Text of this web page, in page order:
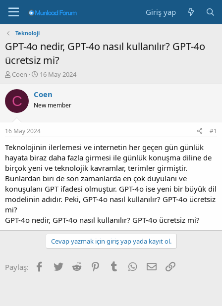
Giriş yap
Teknoloji
GPT-4o nedir, GPT-4o nasıl kullanılır? GPT-4o
ücretsiz mi?
K
n
b
u
u
b
a
l
a
t
a
n
Coen
B
ş
a
g
ı
ç
a
r
i
h
16 May 2024
C Coen
New member
16 May 2024 #1
Teknolojinin ilerlemesi ve internetin her geçen gün günlük
hayata biraz daha fazla girmesi ile günlük konuşma diline de
birçok yeni ve teknolojik kavramlar, terimler girmiştir.
Bunlardan biri de son zamanlarda en çok duyulanı ve
konuşulanı GPT ifadesi olmuştur. GPT-4o ise yeni bir büyük dil
modelinin adıdır. Peki, GPT-4o nasıl kullanılır? GPT-4o ücretsiz
mi?
GPT-4o nedir, GPT-4o nasıl kullanılır? GPT-4o ücretsiz mi?
Cevap yazmak için giriş yap yada kayıt ol.
Paylaş: Facebook
Twitter Reddit PinterestTumblr WhatsApp
E-posta